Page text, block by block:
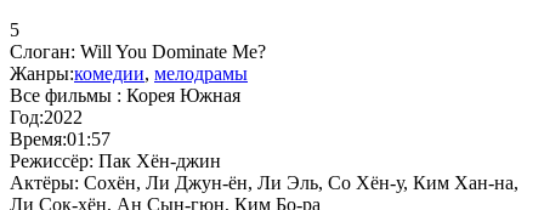
5
Слоган: Will You Dominate Me?
Жанры:комедии, мелодрамы
Все фильмы : Корея Южная
Год:2022
Время:01:57
Режиссёр: Пак Хён-джин
Актёры: Сохён, Ли Джун-ён, Ли Эль, Со Хён-у, Ким Хан-на,
Ли Сок-хён, Ан Сын-гюн, Ким Бо-ра